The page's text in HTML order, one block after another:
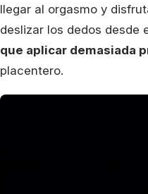
llegar al orgasmo y
deslizar los dedos desde
que aplicar demasiada
placentero.